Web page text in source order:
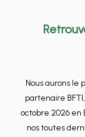
Nous aurons le
partenaire
octobre 2026 en
nos toutes